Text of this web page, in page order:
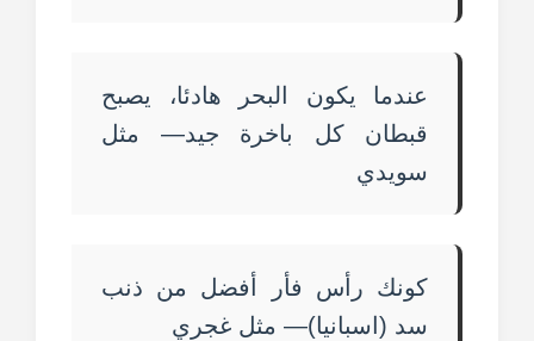
عندما يكون البحر هادئا، يصبح
قبطان كل باخرة جيد— مثل
سويدي
كونك رأس فأر أفضل من ذنب
سد (اسبانيا)— مثل غجري